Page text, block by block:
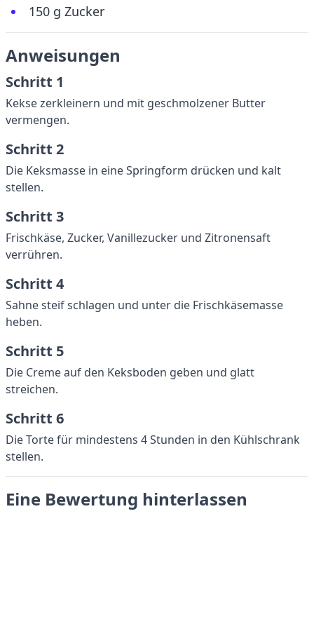
150 g Zucker
Anweisungen
Schritt 1
Kekse zerkleinern und mit geschmolzener Butter
vermengen.
Schritt 2
Die Keksmasse in eine Springform drücken und kalt
stellen.
Schritt 3
Frischkäse, Zucker, Vanillezucker und Zitronensaft
verrühren.
Schritt 4
Sahne steif schlagen und unter die Frischkäsemasse
heben.
Schritt 5
Die Creme auf den Keksboden geben und glatt
streichen.
Schritt 6
Die Torte für mindestens 4 Stunden in den Kühlschrank
stellen.
Eine Bewertung hinterlassen